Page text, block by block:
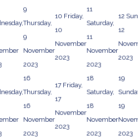
9
Thursday,
9
November
2023
10 Friday,
10
November
2023
11
Saturday,
11
November
2023
12
12
2023
16
Thursday,
16
November
2023
17 Friday,
17
November
2023
18
Saturday,
18
November
2023
19
19
2023